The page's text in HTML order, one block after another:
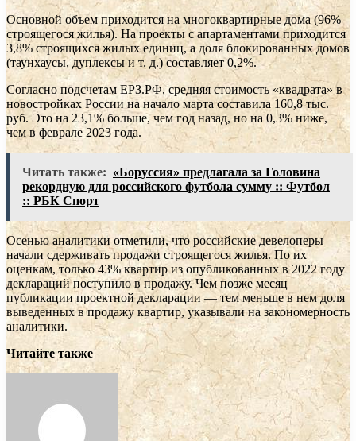
Основной объем приходится на многоквартирные дома (96%
строящегося жилья). На проекты с апартаментами приходится
3,8% строящихся жилых единиц, а доля блокированных домов
(таунхаусы, дуплексы и т. д.) составляет 0,2%.
Согласно подсчетам ЕРЗ.РФ, средняя стоимость «квадрата» в
новостройках России на начало марта составила 160,8 тыс.
руб. Это на 23,1% больше, чем год назад, но на 0,3% ниже,
чем в феврале 2023 года.
Читать также: «Боруссия» предлагала за Головина
рекордную для российского футбола сумму :: Футбол
:: РБК Спорт
Осенью аналитики отметили, что российские девелоперы
начали сдерживать продажи строящегося жилья. По их
оценкам, только 43% квартир из опубликованных в 2022 году
деклараций поступило в продажу. Чем позже месяц
публикации проектной декларации — тем меньше в нем доля
выведенных в продажу квартир, указывали на закономерность
аналитики.
Читайте также